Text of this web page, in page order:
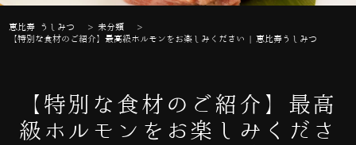
恵比寿 うしみつ >未分類
>
【特別な食材のご紹介】最高級ホルモンをお楽しみください | 恵比寿うしみつ
【特別な食材のご紹介】最高
級ホルモンをお楽しみくださ